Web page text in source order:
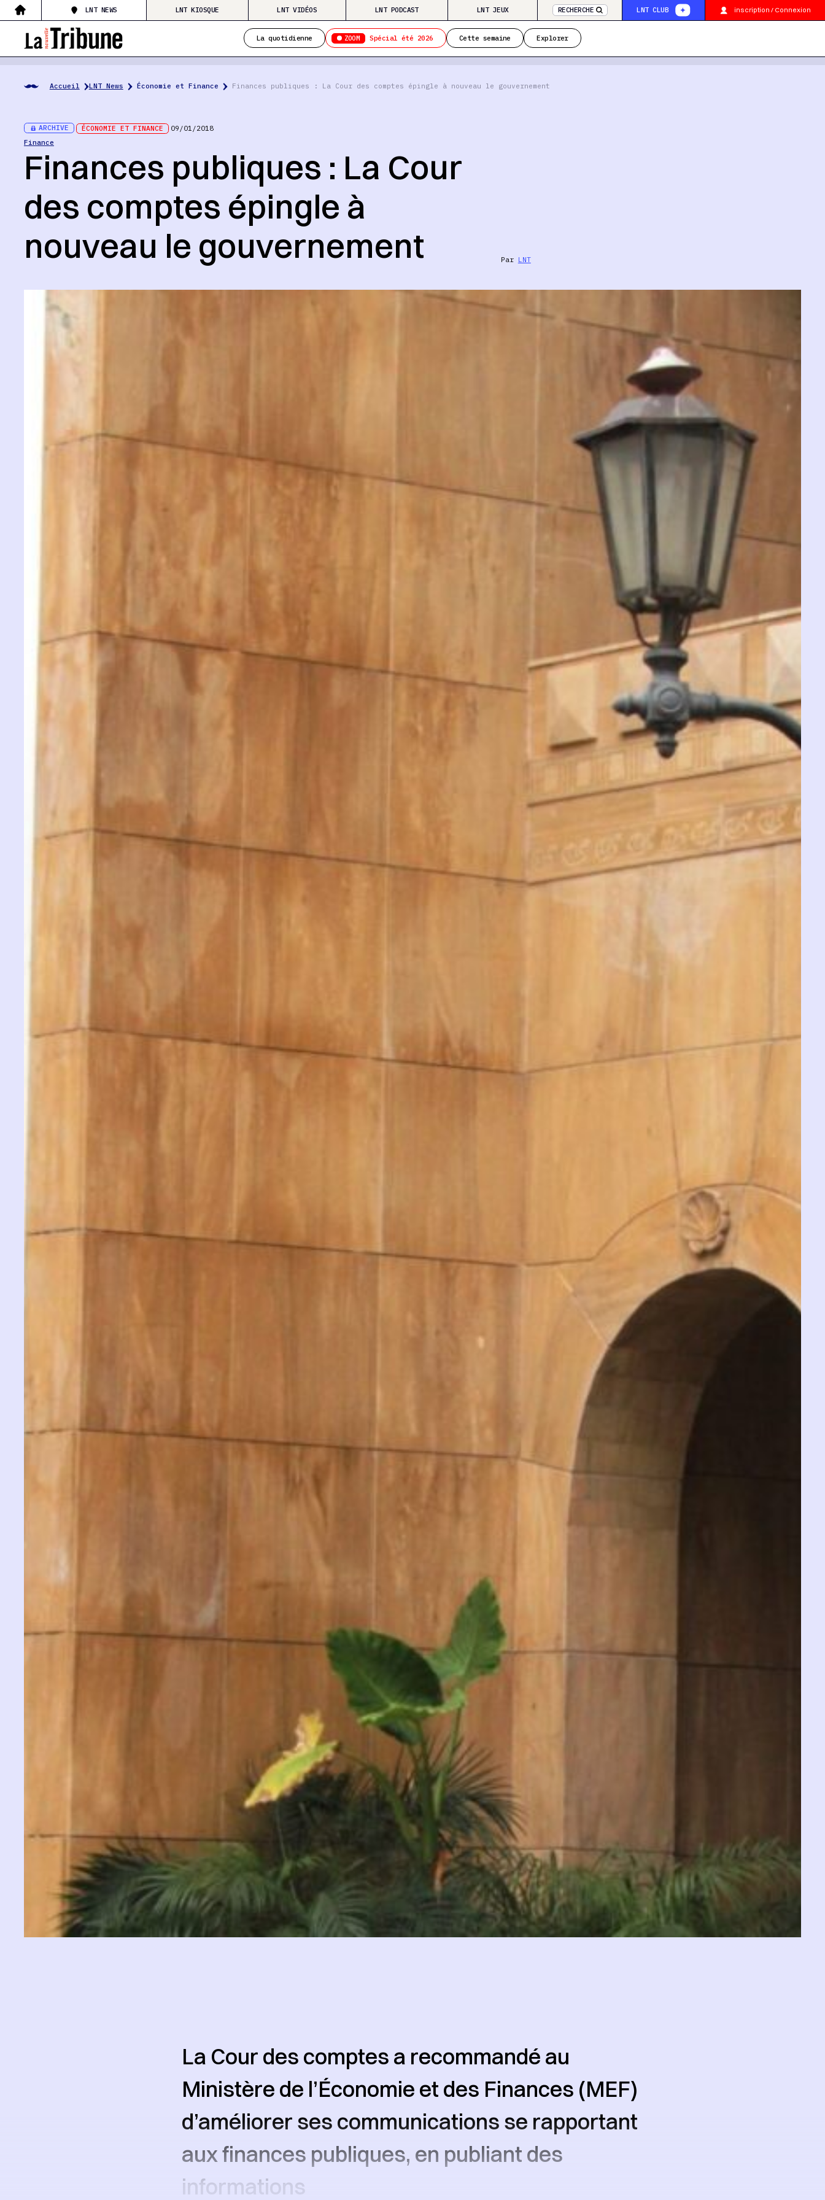
LNT NEWS LNT KIOSQUE LNT VIDÉOS LNT PODCAST LNT JEUX RECHERCHE LNT CLUB inscription / Connexion
La quotidienne ZOOM Spécial été 2026 Cette semaine Explorer
Accueil LNT News Économie et Finance Finances publiques : La Cour des comptes épingle à nouveau le gouvernement
ARCHIVE ÉCONOMIE ET FINANCE
09/01/2018
Finance
Finances publiques : La Cour
des comptes épingle à
nouveau le gouvernement
Par LNT
La Cour des comptes a recommandé au
Ministère de l’Économie et des Finances (MEF)
d’améliorer ses communications se rapportant
aux finances publiques, en publiant des
informations